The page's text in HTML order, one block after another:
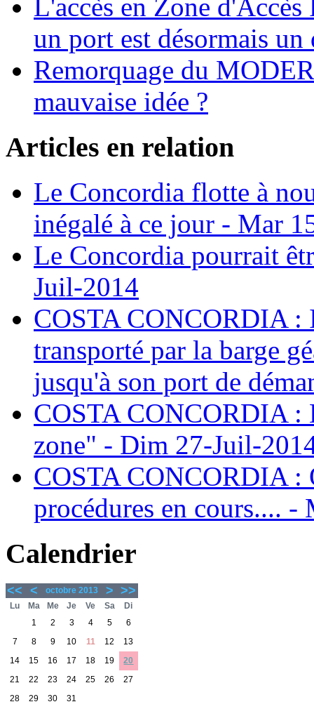
L'accès en Zone
un port est désormais un
Remorquage du
mauvaise idée ?
Articles en relation
Le Concordia flotte à
inégalé à ce jour - Mar
Le Concordia pourrait
Juil-2014
COSTA CONCORDIA :
transporté par la barge
jusqu'à son port de
COSTA CONCORDIA :
zone" - Dim 27-Juil-
COSTA CONCORDIA :
procédures en cours....
Calendrier
<< < octobre 2013 > >>
Lu Ma Me Je Ve Sa
Di
1
2 3 4 5
6
7
8 9 10 11 12
13
14
15 16 17 18 19
20
21
22 23 24 25 26
27
28
29 30 31